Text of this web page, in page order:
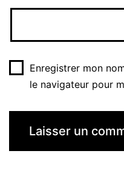
Enregistrer mon
le navigateur pour